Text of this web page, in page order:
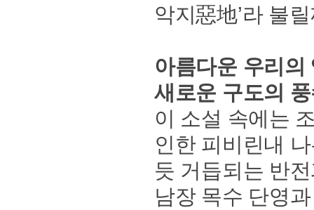
악지惡地’라 불
아름다운 우리의
새로운 구도의
이 소설 속에는
인한 피비린내
듯 거듭되는 반
남장 목수 단영